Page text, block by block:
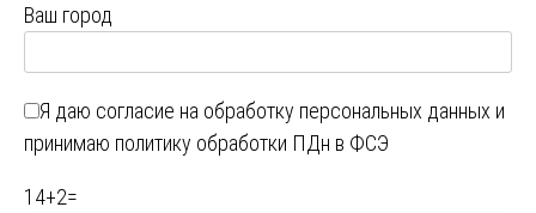
Ваш город
Я даю согласие на обработку персональных данных и
принимаю политику обработки ПДн в ФСЭ
14+2=